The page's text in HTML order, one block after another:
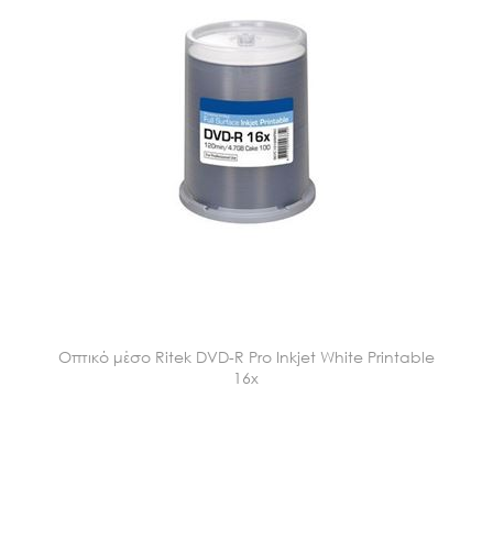
Οπτικό μέσο Ritek DVD-R Pro Inkjet White Printable
16x